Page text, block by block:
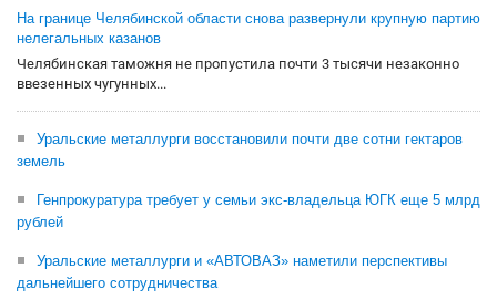
На границе Челябинской области снова развернули крупную партию
нелегальных казанов
Челябинская таможня не пропустила почти 3 тысячи незаконно
ввезенных чугунных...
Уральские металлурги восстановили почти две сотни гектаров
земель
Генпрокуратура требует у семьи экс-владельца ЮГК еще 5 млрд
рублей
Уральские металлурги и «АВТОВАЗ» наметили перспективы
дальнейшего сотрудничества